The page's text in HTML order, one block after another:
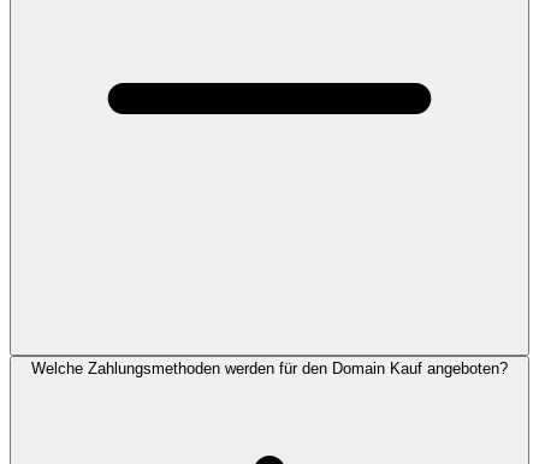
Welche Zahlungsmethoden werden für den Domain Kauf angeboten?